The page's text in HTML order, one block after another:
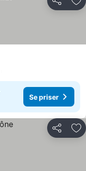
Del
Se priser
Del